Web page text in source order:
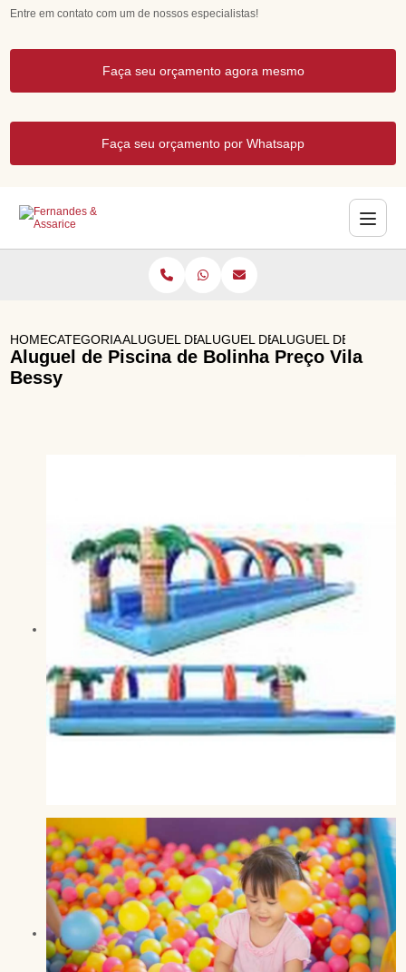
Entre em contato com um de nossos especialistas!
Faça seu orçamento agora mesmo
Faça seu orçamento por Whatsapp
HOMECATEGORIASALUGUEL DE BRINQUEDOS
ALUGUEL DE BRINQUEDOS PARA
ALUGUEL DE
Aluguel de Piscina de Bolinha Preço Vila
Bessy